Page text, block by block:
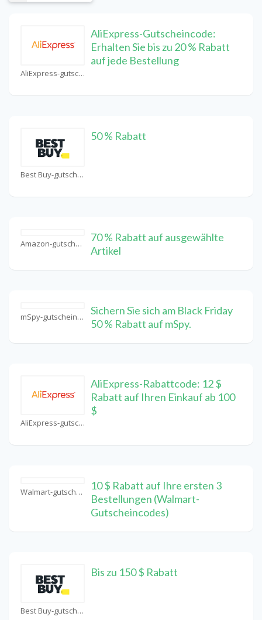
AliExpress-gutschein Coupons
AliExpress-Gutscheincode:
Erhalten Sie bis zu 20 % Rabatt
auf jede Bestellung
Best Buy-gutschein Coupons
50 % Rabatt
Amazon-gutschein Coupons
70 % Rabatt auf ausgewählte
Artikel
mSpy-gutschein Coupons
Sichern Sie sich am Black Friday
50 % Rabatt auf mSpy.
AliExpress-gutschein Coupons
AliExpress-Rabattcode: 12 $
Rabatt auf Ihren Einkauf ab 100
$
Walmart-gutschein Coupons
10 $ Rabatt auf Ihre ersten 3
Bestellungen (Walmart-
Gutscheincodes)
Best Buy-gutschein Coupons
Bis zu 150 $ Rabatt